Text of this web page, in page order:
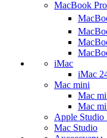
MacBook Pro
iMac
iMac
Mac mini
Mac
Mac
Apple Studio
Mac Studio